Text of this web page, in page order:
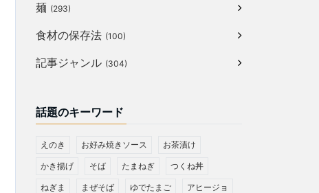
麺 (293)
食材の保存法 (100)
記事ジャンル (304)
話題のキーワード
えのき お好み焼きソース お茶漬け
かき揚げ そば たまねぎ つくね丼
ねぎま まぜそば ゆでたまご アヒージョ